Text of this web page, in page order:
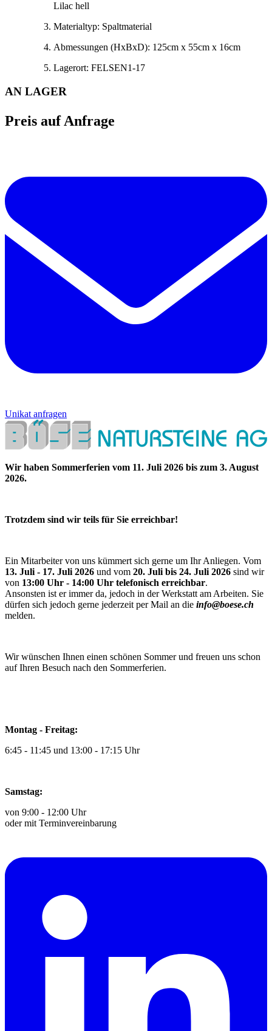
Lilac hell
Materialtyp: Spaltmaterial
Abmessungen (HxBxD): 125cm x 55cm x 16cm
Lagerort: FELSEN1-17
AN LAGER
Preis auf Anfrage
Unikat anfragen
Wir haben Sommerferien vom 11. Juli 2026 bis zum 3. August
2026.
Trotzdem sind wir teils für Sie erreichbar!
Ein Mitarbeiter von uns kümmert sich gerne um Ihr Anliegen. Vom
13. Juli - 17. Juli 2026 und vom 20. Juli bis 24. Juli 2026 sind wir
von 13:00 Uhr - 14:00 Uhr telefonisch erreichbar.
Ansonsten ist er immer da, jedoch in der Werkstatt am Arbeiten. Sie
dürfen sich jedoch gerne jederzeit per Mail an die info@boese.ch
melden.
Wir wünschen Ihnen einen schönen Sommer und freuen uns schon
auf Ihren Besuch nach den Sommerferien.
Montag - Freitag:
6:45 - 11:45 und 13:00 - 17:15 Uhr
Samstag:
von 9:00 - 12:00 Uhr
oder mit Terminvereinbarung